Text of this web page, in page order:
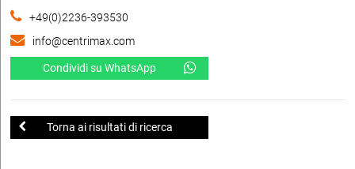
+49(0)2236-393530
info@centrimax.com
Condividi su WhatsApp
Torna ai risultati di ricerca